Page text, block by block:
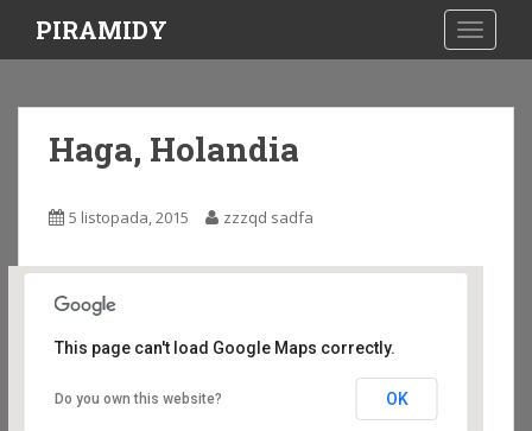
i
PIRAMIDY
Haga, Holandia
5 listopada, 2015 zzzqd sadfa
Haga, Holandia
This page can't load Google Maps correctly.
Do you own this website? OK